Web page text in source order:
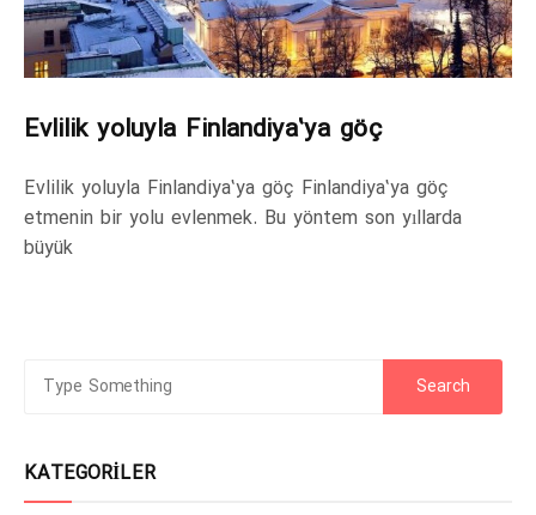
Evlilik yoluyla Finlandiya’ya göç
Evlilik yoluyla Finlandiya’ya göç Finlandiya’ya göç
etmenin bir yolu evlenmek. Bu yöntem son yıllarda
büyük
KATEGORILER